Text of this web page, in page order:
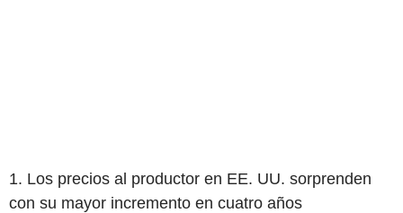
1. Los precios al productor en EE. UU. sorprenden
con su mayor incremento en cuatro años